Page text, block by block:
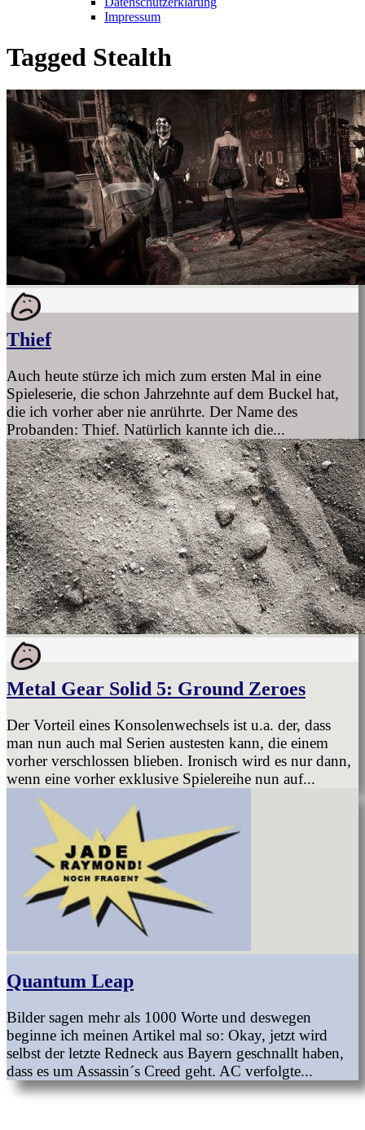
Impressum
Tagged Stealth
Thief
Auch heute stürze ich mich zum ersten Mal in eine
Spieleserie, die schon Jahrzehnte auf dem Buckel hat,
die ich vorher aber nie anrührte. Der Name des
Probanden: Thief. Natürlich kannte ich die...
Metal Gear Solid 5: Ground Zeroes
Der Vorteil eines Konsolenwechsels ist u.a. der, dass
man nun auch mal Serien austesten kann, die einem
vorher verschlossen blieben. Ironisch wird es nur dann,
wenn eine vorher exklusive Spielereihe nun auf...
Quantum Leap
Bilder sagen mehr als 1000 Worte und deswegen
beginne ich meinen Artikel mal so: Okay, jetzt wird
selbst der letzte Redneck aus Bayern geschnallt haben,
dass es um Assassin´s Creed geht. AC verfolgte...